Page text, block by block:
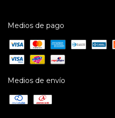
Medios de pago
Medios de envío